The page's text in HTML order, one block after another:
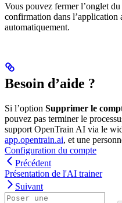
Vous pouvez fermer l’onglet
confirmation dans l’application
automatiquement.
Besoin d’aide ?
Si l’option Supprimer le
pouvez pas terminer le
support OpenTrain AI via le
app.opentrain.ai, et une
Configuration du compte
Précédent
Présentation de l'AI trainer
Suivant